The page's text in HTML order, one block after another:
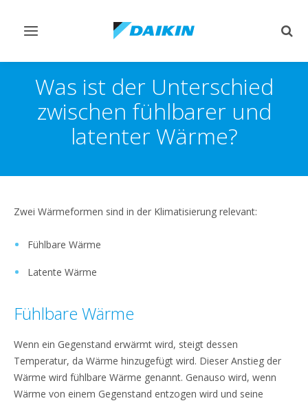
Navigation
Was ist der Unterschied
zwischen fühlbarer und
latenter Wärme?
Zwei Wärmeformen sind in der Klimatisierung relevant:
Fühlbare Wärme
Latente Wärme
Fühlbare Wärme
Wenn ein Gegenstand erwärmt wird, steigt dessen
Temperatur, da Wärme hinzugefügt wird. Dieser Anstieg der
Wärme wird fühlbare Wärme genannt. Genauso wird, wenn
Wärme von einem Gegenstand entzogen wird und seine